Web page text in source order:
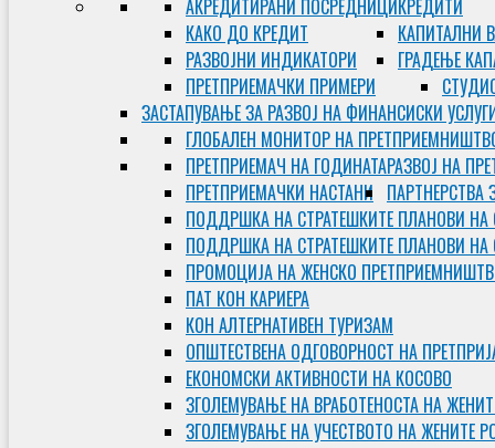
КРЕДИТИ
АКРЕДИТИРАНИ ПОСРЕДНИЦИ
КАКО ДО КРЕДИТ
РАЗВОЈНИ ИНДИКАТОРИ
ПРЕТПРИЕМАЧКИ ПРИМЕРИ
КАПИТАЛНИ
ГРАДЕЊЕ
ЗАСТАПУВАЊЕ ЗА РАЗВОЈ НА ФИНАНСИСКИ
ГЛОБАЛЕН МОНИТОР НА
РАЗВОЈ НА
ПРЕТПРИЕМАЧ НА ГОДИНАТА
ПРЕТПРИЕМАЧКИ НАСТАНИ ПАРТНЕРСТВА
ПОДДРШКА НА СТРАТЕШКИТЕ ПЛАНОВИ НА
ПОДДРШКА НА СТРАТЕШКИТЕ ПЛАНОВИ НА
ПРОМОЦИЈА НА ЖЕНСКО
ПАТ КОН КАРИЕРА
КОН АЛТЕРНАТИВЕН ТУРИЗАМ
ОПШТЕСТВЕНА ОДГОВОРНОСТ НА
ЕКОНОМСКИ АКТИВНОСТИ НА КОСОВО
ЗГОЛЕМУВАЊЕ НА ВРАБОТЕНОСТА НА
ЗГОЛЕМУВАЊЕ НА УЧЕСТВОТО НА ЖЕНИТЕ